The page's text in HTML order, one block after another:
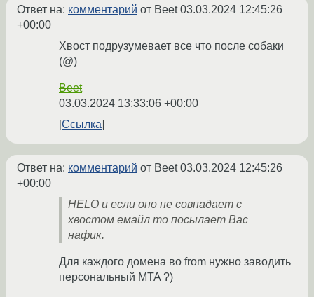
Ответ на: комментарий от Beet03.03.2024 12:45:26
+00:00
Хвост подрузумевает все что после собаки
(@)
Beet
03.03.2024 13:33:06 +00:00
Ссылка
Ответ на: комментарий от Beet03.03.2024 12:45:26
+00:00
HELO и если оно не совпадает с
хвостом емайл то посылает Вас
нафик.
Для каждого домена во from нужно заводить
персональный MTA ?)